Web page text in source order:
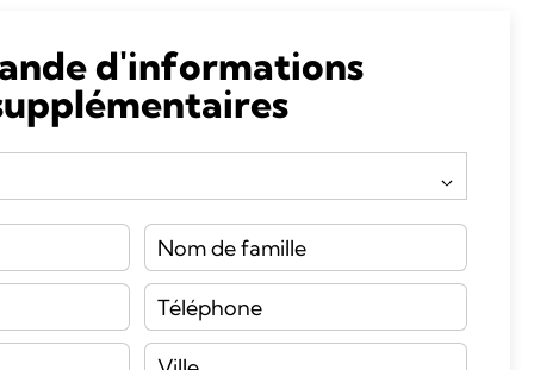
d'informations